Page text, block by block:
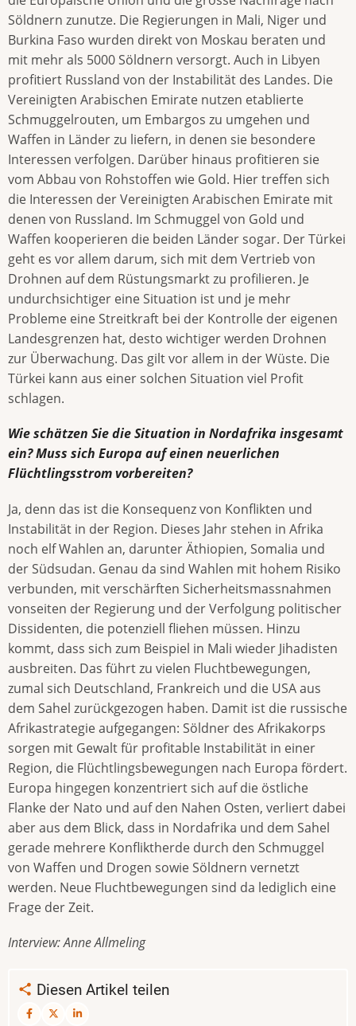
Söldnern zunutze. Die Regierungen in Mali, Niger und
Burkina Faso wurden direkt von Moskau beraten und
mit mehr als 5000 Söldnern versorgt. Auch in Libyen
profitiert Russland von der Instabilität des Landes. Die
Vereinigten Arabischen Emirate nutzen etablierte
Schmuggelrouten, um Embargos zu umgehen und
Waffen in Länder zu liefern, in denen sie besondere
Interessen verfolgen. Darüber hinaus profitieren sie
vom Abbau von Rohstoffen wie Gold. Hier treffen sich
die Interessen der Vereinigten Arabischen Emirate mit
denen von Russland. Im Schmuggel von Gold und
Waffen kooperieren die beiden Länder sogar. Der Türkei
geht es vor allem darum, sich mit dem Vertrieb von
Drohnen auf dem Rüstungsmarkt zu profilieren. Je
undurchsichtiger eine Situation ist und je mehr
Probleme eine Streitkraft bei der Kontrolle der eigenen
Landesgrenzen hat, desto wichtiger werden Drohnen
zur Überwachung. Das gilt vor allem in der Wüste. Die
Türkei kann aus einer solchen Situation viel Profit
schlagen.
Wie schätzen Sie die Situation in Nordafrika insgesamt
ein? Muss sich Europa auf einen neuerlichen
Flüchtlingsstrom vorbereiten?
Ja, denn das ist die Konsequenz von Konflikten und
Instabilität in der Region. Dieses Jahr stehen in Afrika
noch elf Wahlen an, darunter Äthiopien, Somalia und
der Südsudan. Genau da sind Wahlen mit hohem Risiko
verbunden, mit verschärften Sicherheitsmassnahmen
vonseiten der Regierung und der Verfolgung politischer
Dissidenten, die potenziell fliehen müssen. Hinzu
kommt, dass sich zum Beispiel in Mali wieder Jihadisten
ausbreiten. Das führt zu vielen Fluchtbewegungen,
zumal sich Deutschland, Frankreich und die USA aus
dem Sahel zurückgezogen haben. Damit ist die russische
Afrikastrategie aufgegangen: Söldner des Afrikakorps
sorgen mit Gewalt für profitable Instabilität in einer
Region, die Flüchtlingsbewegungen nach Europa fördert.
Europa hingegen konzentriert sich auf die östliche
Flanke der Nato und auf den Nahen Osten, verliert dabei
aber aus dem Blick, dass in Nordafrika und dem Sahel
gerade mehrere Konfliktherde durch den Schmuggel
von Waffen und Drogen sowie Söldnern vernetzt
werden. Neue Fluchtbewegungen sind da lediglich eine
Frage der Zeit.
Interview: Anne Allmeling
Diesen Artikel teilen